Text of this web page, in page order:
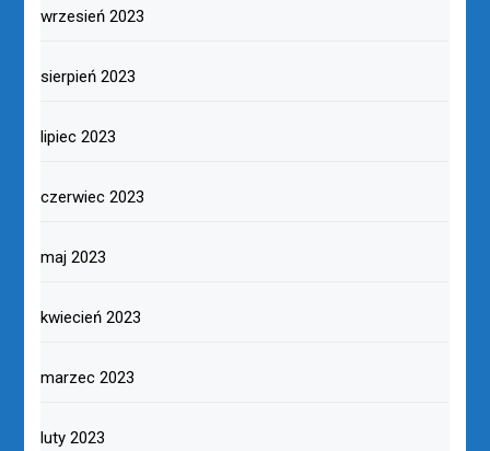
wrzesień 2023
sierpień 2023
lipiec 2023
czerwiec 2023
maj 2023
kwiecień 2023
marzec 2023
luty 2023